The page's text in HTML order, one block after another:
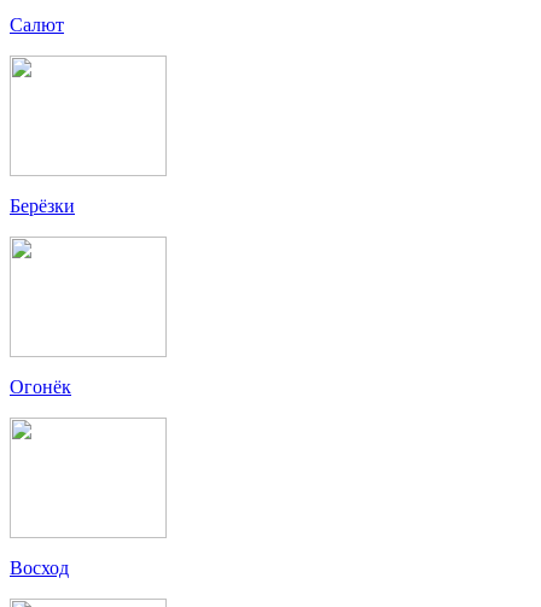
Салют
Берёзки
Огонёк
Восход